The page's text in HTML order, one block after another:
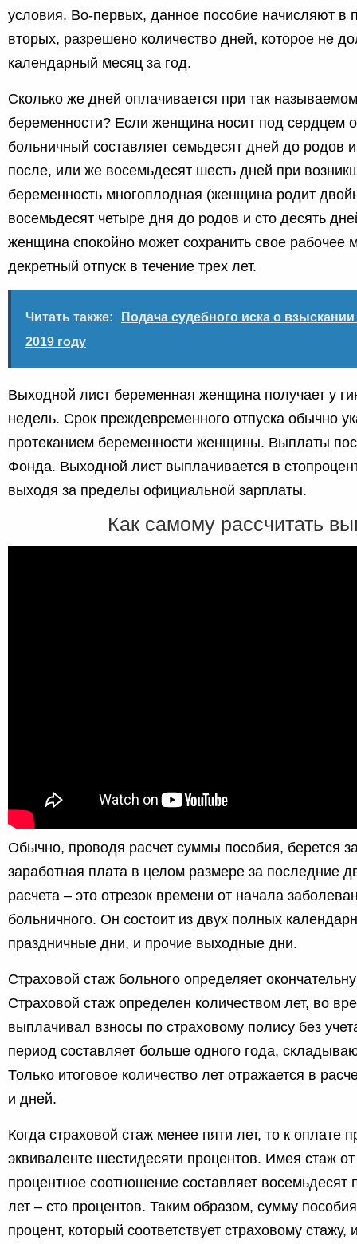
условия. Во-первых, данное пособие начисляют в
вторых, разрешено количество дней, которое не
календарный месяц за год.
Сколько же дней оплачивается при так
беременности? Если женщина носит под сердцем
больничный составляет семьдесят дней до родов
после, или же восемьдесят шесть дней при
беременность многоплодная (женщина родит
восемьдесят четыре дня до родов и сто десять
женщина спокойно может сохранить свое рабочее
декретный отпуск в течение трех лет.
Читать также:
Подача судебного иска о
2019 году
Выходной лист беременная женщина получает у
недель. Срок преждевременного отпуска обычно
протеканием беременности женщины. Выплаты
Фонда. Выходной лист выплачивается в
выходя за пределы официальной зарплаты.
Как самому рассчитать
Обычно, проводя расчет суммы пособия, берется
заработная плата в целом размере за последние
расчета – это отрезок времени от начала
больничного. Он состоит из двух полных
праздничные дни, и прочие выходные дни.
Страховой стаж больного определяет
Страховой стаж определен количеством лет, во
выплачивал взносы по страховому полису без
период составляет больше одного года,
Только итоговое количество лет отражается в
и дней.
Когда страховой стаж менее пяти лет, то к оплате
эквиваленте шестидесяти процентов. Имея стаж
процентное соотношение составляет восемьдесят
лет – сто процентов. Таким образом, сумму
процент, который соответствует страховому